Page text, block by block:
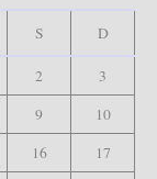
S D
2
3
9
10
16
17